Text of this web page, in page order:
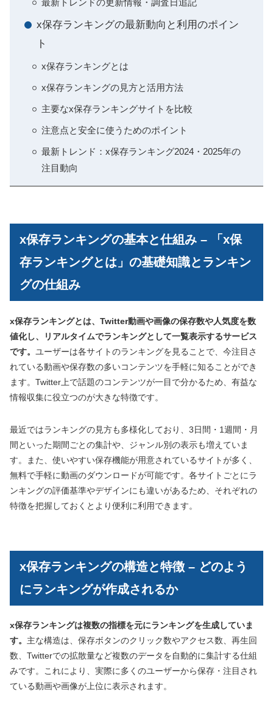
最新トレンドの更新情報・調査日追記
x保存ランキングの最新動向と利用のポイン
ト
x保存ランキングとは
x保存ランキングの見方と活用方法
主要なx保存ランキングサイトを比較
注意点と安全に使うためのポイント
最新トレンド：x保存ランキング2024・2025年の
注目動向
x保存ランキングの基本と仕組み – 「x保
存ランキングとは」の基礎知識とランキン
グの仕組み
x保存ランキングとは、Twitter動画や画像の保存数や人気度を数
値化し、リアルタイムでランキングとして一覧表示するサービス
です。 ユーザーは各サイトのランキングを見ることで、今注目さ
れている動画や保存数の多いコンテンツを手軽に知ることができ
ます。Twitter上で話題のコンテンツが一目で分かるため、有益な
情報収集に役立つのが大きな特徴です。
最近ではランキングの見方も多様化しており、3日間・1週間・月
間といった期間ごとの集計や、ジャンル別の表示も増えていま
す。また、使いやすい保存機能が用意されているサイトが多く、
無料で手軽に動画のダウンロードが可能です。各サイトごとにラ
ンキングの評価基準やデザインにも違いがあるため、それぞれの
特徴を把握しておくとより便利に利用できます。
x保存ランキングの構造と特徴 – どのよう
にランキングが作成されるか
x保存ランキングは複数の指標を元にランキングを生成していま
す。 主な構造は、保存ボタンのクリック数やアクセス数、再生回
数、Twitterでの拡散量など複数のデータを自動的に集計する仕組
みです。これにより、実際に多くのユーザーから保存・注目され
ている動画や画像が上位に表示されます。